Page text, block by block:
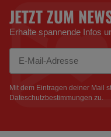
JETZT ZUM
Erhalte spannende Infos
Mit dem Eintragen deiner Mail
Dateschutzbestimmungen zu.